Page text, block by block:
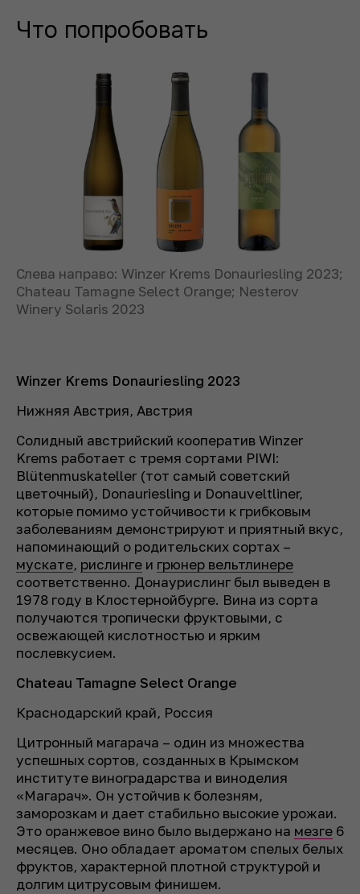
Что попробовать
Слева направо: Winzer Krems Donauriesling 2023;
Chateau Tamagne Select Orange; Nesterov
Winery Solaris 2023
Winzer Krems Donauriesling 2023
Нижняя Австрия, Австрия
Солидный австрийский кооператив Winzer
Krems работает с тремя сортами PIWI:
Blütenmuskateller (тот самый советский
цветочный), Donauriesling и Donauveltliner,
которые помимо устойчивости к грибковым
заболеваниям демонстрируют и приятный вкус,
напоминающий о родительских сортах –
мускате, рислинге и грюнер вельтлинере
соответственно. Донаурислинг был выведен в
1978 году в Клостернойбурге. Вина из сорта
получаются тропически фруктовыми, с
освежающей кислотностью и ярким
послевкусием.
Chateau Tamagne Select Orange
Краснодарский край, Россия
Цитронный магарача – один из множества
успешных сортов, созданных в Крымском
институте виноградарства и виноделия
«Магарач». Он устойчив к болезням,
заморозкам и дает стабильно высокие урожаи.
Это оранжевое вино было выдержано на мезге 6
месяцев. Оно обладает ароматом спелых белых
фруктов, характерной плотной структурой и
долгим цитрусовым финишем.